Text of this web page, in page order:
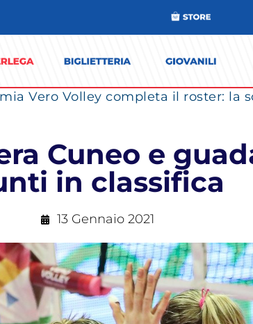
Cuneo e
in classifica
13 Gennaio 2021